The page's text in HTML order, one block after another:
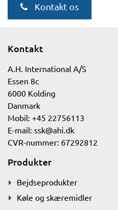
Kontakt os
Kontakt
A.H. International A/S
Essen 8c
6000 Kolding
Danmark
Mobil: +45 22756113
E-mail: ssk@ahi.dk
CVR-nummer: 67292812
Produkter
Bejdseprodukter
Køle og skæremidler